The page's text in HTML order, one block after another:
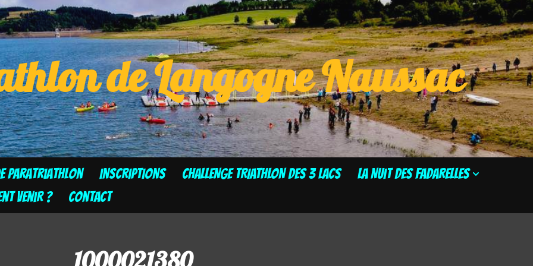
de Langogne Naussac
Paratriathlon Inscriptions CHALLENGE TRIATHLON DES 3 LACS
La Nuit des Fadarelles
venir ? Contact